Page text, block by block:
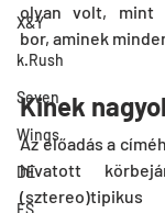
X&Y
k.Rush
Seven
Wings
DE
ES
olyan volt, mint
bor, aminek
Kinek
Az előadás a
hivatott